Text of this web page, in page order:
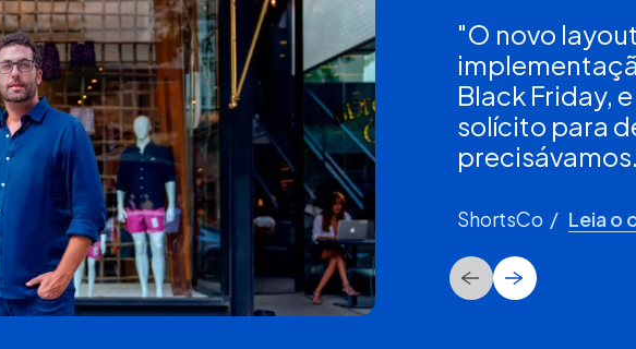
"O novo
Black Friday,
solícito para
ShortsCo / Leia o